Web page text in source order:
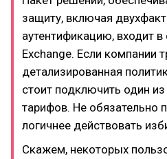
защиту, включая
аутентификацию, входит
Exchange. Если компании
детализированная
стоит подключить один
тарифов. Не обязательно
логичнее действовать
Скажем, некоторых